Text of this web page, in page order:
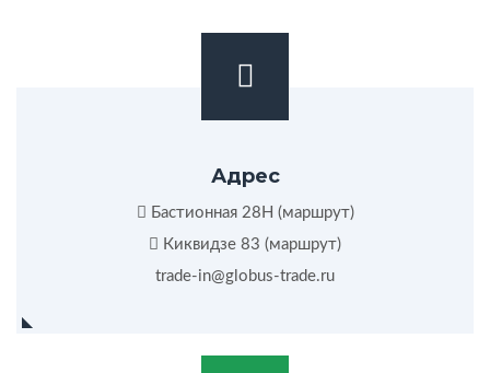
Адрес
Бастионная 28Н (маршрут)
Киквидзе 83 (маршрут)
trade-in@globus-trade.ru